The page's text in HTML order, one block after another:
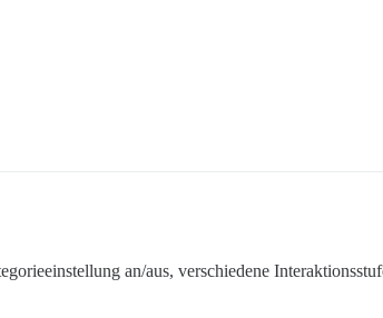
an/aus, verschiedene